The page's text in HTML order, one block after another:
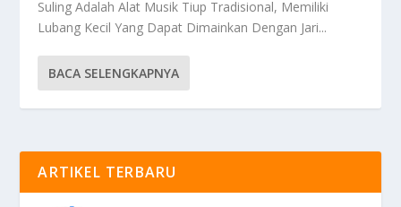
Suling Adalah Alat Musik Tiup Tradisional, Memiliki
Lubang Kecil Yang Dapat Dimainkan Dengan Jari...
BACA SELENGKAPNYA
ARTIKEL TERBARU